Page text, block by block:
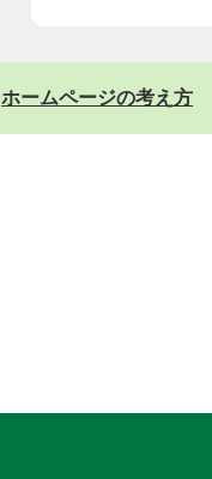
ホームページの考え方